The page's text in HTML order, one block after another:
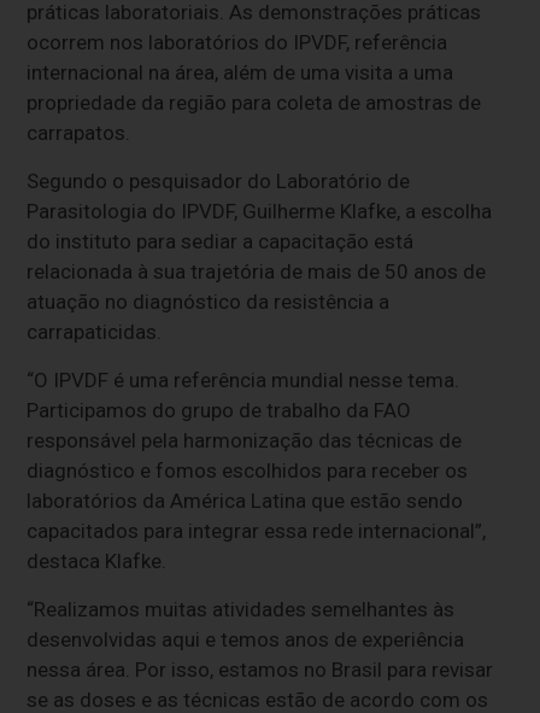
práticas laboratoriais. As demonstrações práticas
ocorrem nos laboratórios do IPVDF, referência
internacional na área, além de uma visita a uma
propriedade da região para coleta de amostras de
carrapatos.
Segundo o pesquisador do Laboratório de
Parasitologia do IPVDF, Guilherme Klafke, a escolha
do instituto para sediar a capacitação está
relacionada à sua trajetória de mais de 50 anos de
atuação no diagnóstico da resistência a
carrapaticidas.
“O IPVDF é uma referência mundial nesse tema.
Participamos do grupo de trabalho da FAO
responsável pela harmonização das técnicas de
diagnóstico e fomos escolhidos para receber os
laboratórios da América Latina que estão sendo
capacitados para integrar essa rede internacional”,
destaca Klafke.
“Realizamos muitas atividades semelhantes às
desenvolvidas aqui e temos anos de experiência
nessa área. Por isso, estamos no Brasil para revisar
se as doses e as técnicas estão de acordo com os